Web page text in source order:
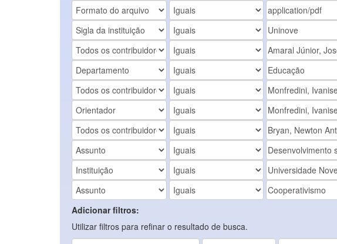
Adicionar filtros:
Utilizar filtros para refinar o resultado de busca.